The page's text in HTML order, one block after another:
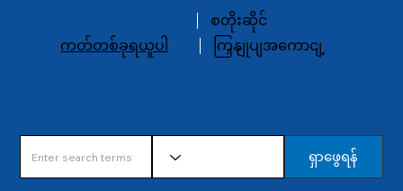
စတိုးဆိုင်
ကတ်တစ်ခုရယူပါ
ကြှနျုပျအကောငျ့
ရှာဖွေရန်